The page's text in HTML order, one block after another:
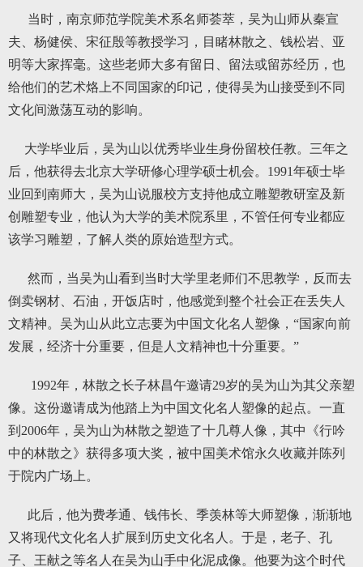
当时，南京师范学院美术系名师荟萃，吴为山师从秦宣
夫、杨健侯、宋征殷等教授学习，目睹林散之、钱松岩、亚
明等大家挥毫。这些老师大多有留日、留法或留苏经历，也
给他们的艺术烙上不同国家的印记，使得吴为山接受到不同
文化间激荡互动的影响。
大学毕业后，吴为山以优秀毕业生身份留校任教。三年之
后，他获得去北京大学研修心理学硕士机会。1991年硕士毕
业回到南师大，吴为山说服校方支持他成立雕塑教研室及新
创雕塑专业，他认为大学的美术院系里，不管任何专业都应
该学习雕塑，了解人类的原始造型方式。
然而，当吴为山看到当时大学里老师们不思教学，反而去
倒卖钢材、石油，开饭店时，他感觉到整个社会正在丢失人
文精神。吴为山从此立志要为中国文化名人塑像，“国家向前
发展，经济十分重要，但是人文精神也十分重要。”
1992年，林散之长子林昌午邀请29岁的吴为山为其父亲塑
像。这份邀请成为他踏上为中国文化名人塑像的起点。一直
到2006年，吴为山为林散之塑造了十几尊人像，其中《行吟
中的林散之》获得多项大奖，被中国美术馆永久收藏并陈列
于院内广场上。
此后，他为费孝通、钱伟长、季羡林等大师塑像，渐渐地
又将现代文化名人扩展到历史文化名人。于是，老子、孔
子、王献之等名人在吴为山手中化泥成像。他要为这个时代